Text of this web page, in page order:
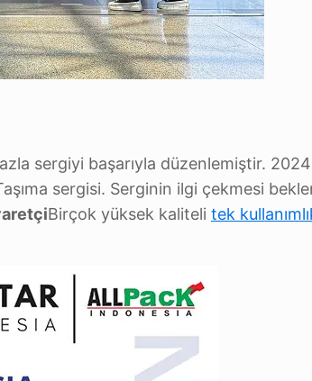
sergiyi başarıyla düzenlemiştir.
sergisi. Serginin ilgi çekmesi
Birçok yüksek kaliteli tek